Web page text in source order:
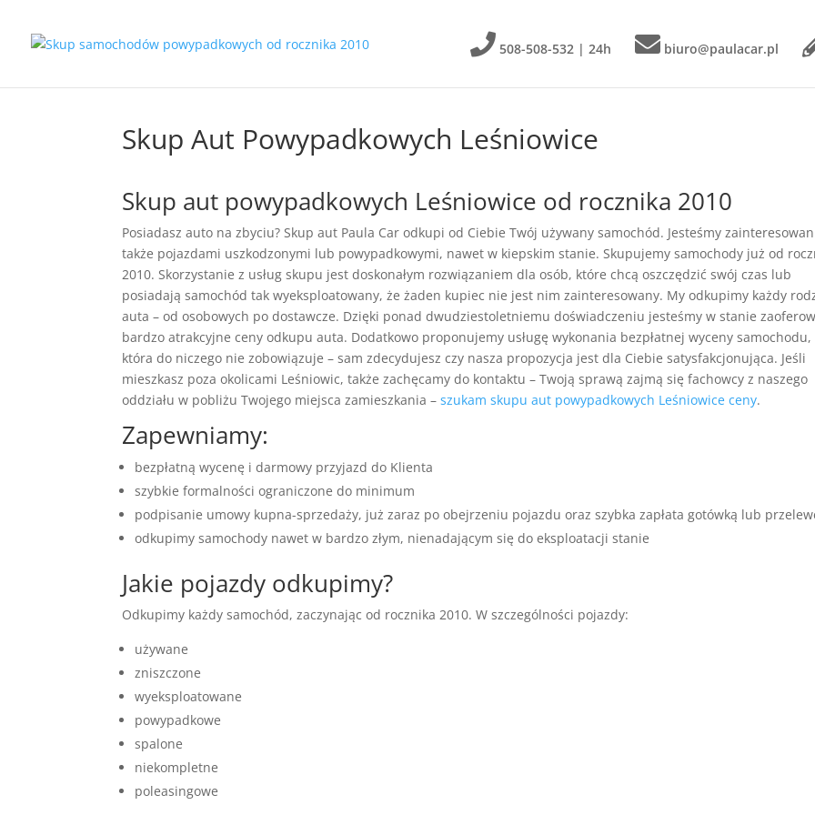
508-508-532 | 24h biuro@paulacar.pl
Skup Aut Powypadkowych Leśniowice
Skup aut powypadkowych Leśniowice od rocznika 2010
Posiadasz auto na zbyciu? Skup aut Paula Car odkupi od Ciebie Twój używany samochód. Jesteśmy
także pojazdami uszkodzonymi lub powypadkowymi, nawet w kiepskim stanie. Skupujemy samochody już od
2010. Skorzystanie z usług skupu jest doskonałym rozwiązaniem dla osób, które chcą oszczędzić swój czas lub
posiadają samochód tak wyeksploatowany, że żaden kupiec nie jest nim zainteresowany. My odkupimy każdy
auta – od osobowych po dostawcze. Dzięki ponad dwudziestoletniemu doświadczeniu jesteśmy w stanie
bardzo atrakcyjne ceny odkupu auta. Dodatkowo proponujemy usługę wykonania bezpłatnej wyceny samochodu,
która do niczego nie zobowiązuje – sam zdecydujesz czy nasza propozycja jest dla Ciebie satysfakcjonująca. Jeśli
mieszkasz poza okolicami Leśniowic, także zachęcamy do kontaktu – Twoją sprawą zajmą się fachowcy z naszego
oddziału w pobliżu Twojego miejsca zamieszkania –szukam skupu aut powypadkowych Leśniowice ceny.
Zapewniamy:
bezpłatną wycenę i darmowy przyjazd do Klienta
szybkie formalności ograniczone do minimum
podpisanie umowy kupna-sprzedaży, już zaraz po obejrzeniu pojazdu oraz szybka zapłata gotówką lub
odkupimy samochody nawet w bardzo złym, nienadającym się do eksploatacji stanie
Jakie pojazdy odkupimy?
Odkupimy każdy samochód, zaczynając od rocznika 2010. W szczególności pojazdy:
używane
zniszczone
wyeksploatowane
powypadkowe
spalone
niekompletne
poleasingowe